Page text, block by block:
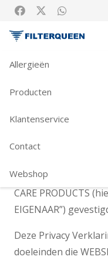
Allergieën
Producten
Klantenservice
Contact
Webshop
+31(0)186 – 612 216
De website
CARE PRODUCTS
EIGENAAR”)
Deze Privacy
doeleinden die